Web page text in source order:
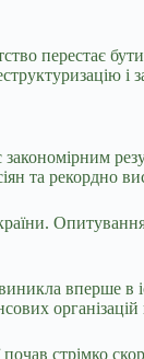
перестає
та
вперше в
організацій
стрімко